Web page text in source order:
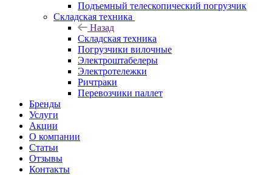
Подъемный телескопический погрузчик
Складская техника
Назад
Складская техника
Погрузчики вилочные
Электроштабелеры
Электротележки
Ричтраки
Перевозчики паллет
Бренды
Услуги
Акции
О компании
Статьи
Отзывы
Контакты